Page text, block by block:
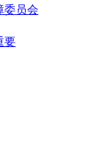
委员会
要